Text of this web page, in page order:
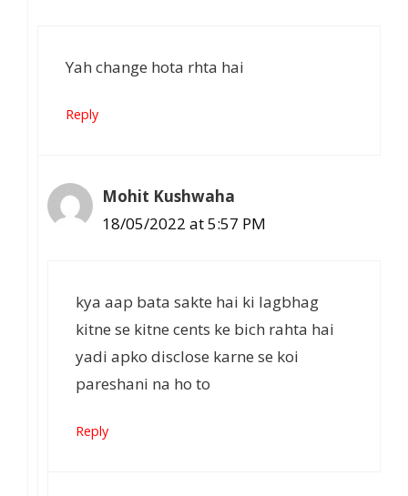
Yah change hota rhta hai
Reply
Mohit Kushwaha
18/05/2022 at 5:57 PM
kya aap bata sakte hai ki lagbhag
kitne se kitne cents ke bich rahta hai
yadi apko disclose karne se koi
pareshani na ho to
Reply